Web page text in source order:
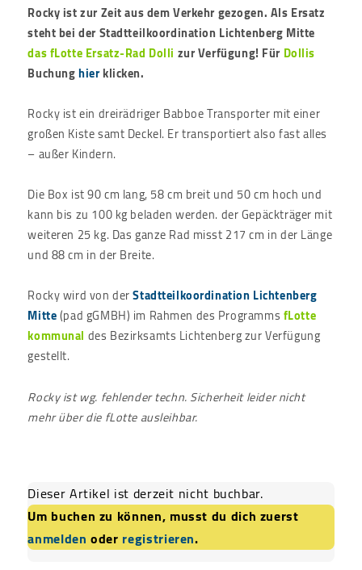
Rocky ist zur Zeit aus dem Verkehr gezogen.Als Ersatz
steht bei der Stadtteilkoordination Lichtenberg Mitte
das fLotte Ersatz-Rad Dolli zur Verfügung! Für Dollis
Buchunghierklicken.
Rocky ist ein dreirädriger Babboe Transporter mit einer
großen Kiste samt Deckel. Er transportiert also fast alles
– außer Kindern.
Die Box ist 90 cm lang, 58 cm breit und 50 cm hoch und
kann bis zu 100 kg beladen werden. der Gepäckträger mit
weiteren 25 kg. Das ganze Rad misst 217 cm in der Länge
und 88 cm in der Breite.
Rocky wird von derStadtteilkoordination Lichtenberg
Mitte(pad gGMBH) im Rahmen des ProgrammsfLotte
kommunal des Bezirksamts Lichtenberg zur Verfügung
gestellt.
Rocky ist wg. fehlender techn. Sicherheit leider nicht
mehr über die fLotte ausleihbar.
Dieser Artikel ist derzeit nicht buchbar.
Um buchen zu können, musst du dich zuerst
anmelden oder registrieren.